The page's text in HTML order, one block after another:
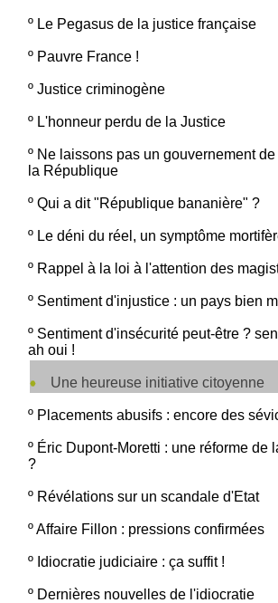
º Le Pegasus de la justice française
º Pauvre France !
º Justice criminogène
º L'honneur perdu de la Justice
º Ne laissons pas un gouvernement
la République
º Qui a dit "République bananière" ?
º Le déni du réel, un symptôme
º Rappel à la loi à l'attention des
º Sentiment d'injustice : un pays bien
º Sentiment d'insécurité peut-être ?
ah oui !
Une heureuse initiative citoyenne
º Placements abusifs : encore des
º Éric Dupont-Moretti : une réforme de
?
º Révélations sur un scandale d'Etat
ºAffaire Fillon : pressions confirmées
º Idiocratie judiciaire : ça suffit !
º Dernières nouvelles de l'idiocratie